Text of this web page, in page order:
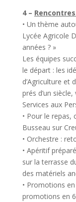
4 –
• Un thème
Lycée Agricole
années ? »
Les équipes
le départ : les
d’Agriculture et
prés d’un
Services aux
• Pour le
Busseau sur
• Orchestre :
• Apéritif
sur la terrasse
des matériels
• Promotions
promotions en